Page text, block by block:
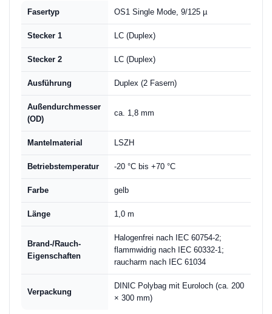
Fasertyp OS1 Single Mode, 9/125 µ
Stecker 1 LC (Duplex)
Stecker 2 LC (Duplex)
Ausführung Duplex (2 Fasern)
Außendurchmesser
(OD)
ca. 1,8 mm
Mantelmaterial LSZH
Betriebstemperatur -20 °C bis +70 °C
Farbe gelb
Länge 1,0 m
Brand-/Rauch-
Eigenschaften
Halogenfrei nach IEC 60754-2;
flammwidrig nach IEC 60332-1;
raucharm nach IEC 61034
Verpackung
DINIC Polybag mit Euroloch (ca. 200
× 300 mm)